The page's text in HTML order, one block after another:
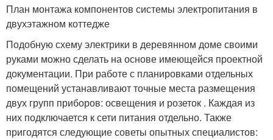
План монтажа компонентов системы электропитания в
двухэтажном коттедже
Подобную схему электрики в деревянном доме своими
руками можно сделать на основе имеющейся проектной
документации. При работе с планировками отдельных
помещений устанавливают точные места размещения
двух групп приборов: освещения и розеток . Каждая из
них подключается к сети питания отдельно. Также
пригодятся следующие советы опытных специалистов: